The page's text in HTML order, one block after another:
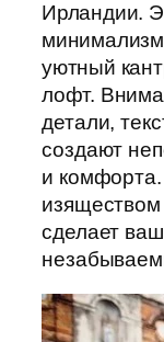
Ирландии.
уютный
лофт.
детали,
создают
и
сделает